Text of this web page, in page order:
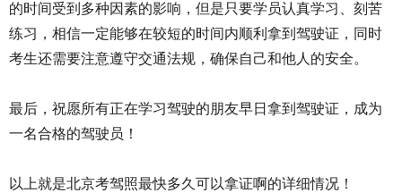
的时间受到多种因素的影响，但是只要学员认真学习、刻苦
练习，相信一定能够在较短的时间内顺利拿到驾驶证，同时
考生还需要注意遵守交通法规，确保自己和他人的安全。
最后，祝愿所有正在学习驾驶的朋友早日拿到驾驶证，成为
一名合格的驾驶员！
以上就是北京考驾照最快多久可以拿证啊的详细情况！